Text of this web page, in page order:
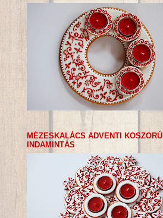
MÉZESKALÁCS ADVENTI KOSZORÚ
INDAMINTÁS